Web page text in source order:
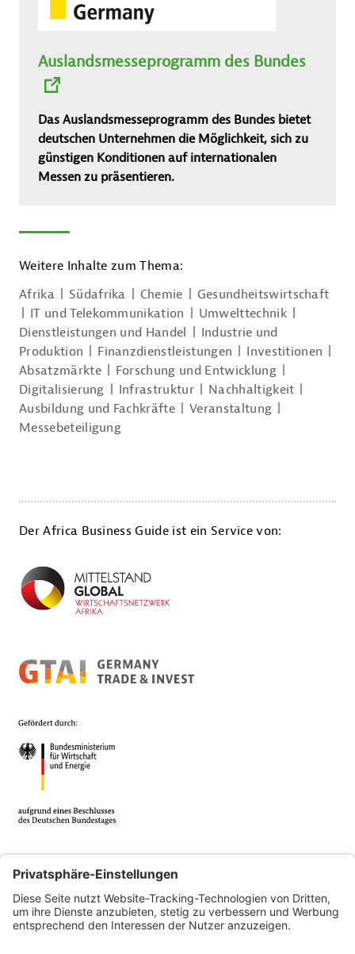
Auslandsmesseprogramm des Bundes
Das Auslandsmesseprogramm des Bundes bietet
deutschen Unternehmen die Möglichkeit, sich zu
günstigen Konditionen auf internationalen
Messen zu präsentieren.
Weitere Inhalte zum Thema:
Afrika
Südafrika Chemie
Gesundheitswirtschaft
IT und Telekommunikation
Umwelttechnik
Dienstleistungen und Handel
Industrie und
Produktion
Finanzdienstleistungen
Investitionen
Absatzmärkte
Forschung und Entwicklung
Digitalisierung
Infrastruktur
Nachhaltigkeit
Ausbildung und Fachkräfte
Veranstaltung
Messebeteiligung
Der Africa Business Guide ist ein Service von:
© 2026 Africa Business Guide